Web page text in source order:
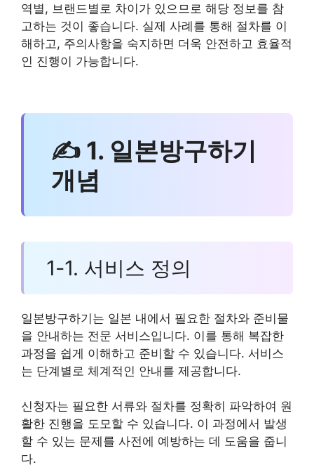
역별, 브랜드별로 차이가 있으므로 해당 정보를 참
고하는 것이 좋습니다. 실제 사례를 통해 절차를 이
해하고, 주의사항을 숙지하면 더욱 안전하고 효율적
인 진행이 가능합니다.
✍ 1. 일본방구하기
개념
1-1. 서비스 정의
일본방구하기는 일본 내에서 필요한 절차와 준비물
을 안내하는 전문 서비스입니다. 이를 통해 복잡한
과정을 쉽게 이해하고 준비할 수 있습니다. 서비스
는 단계별로 체계적인 안내를 제공합니다.
신청자는 필요한 서류와 절차를 정확히 파악하여 원
활한 진행을 도모할 수 있습니다. 이 과정에서 발생
할 수 있는 문제를 사전에 예방하는 데 도움을 줍니
다.